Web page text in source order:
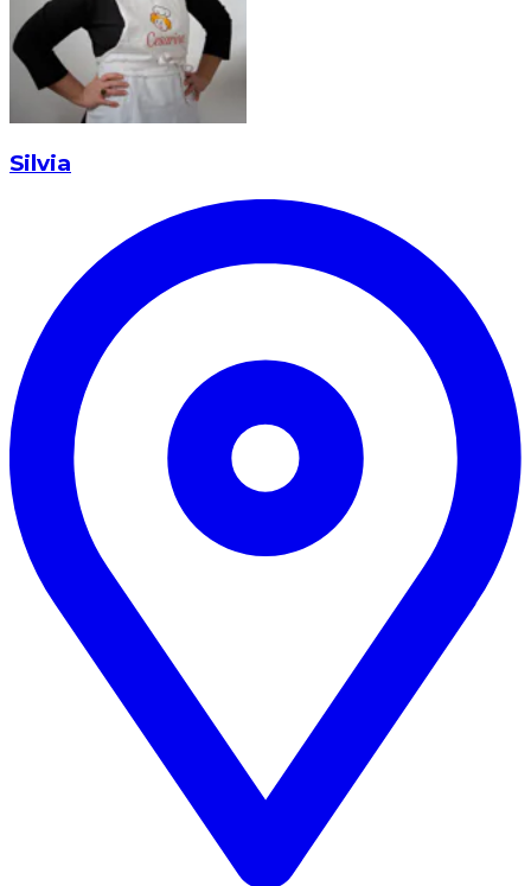
Silvia